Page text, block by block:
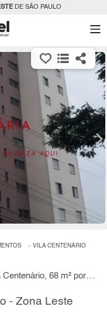
DE SÃO PAULO
VILA CENTENÁRIO
Apartamento, 3 Quartos à Venda, Vila Centenário, 68 m² por R$ 545.000,00
- Zona Leste